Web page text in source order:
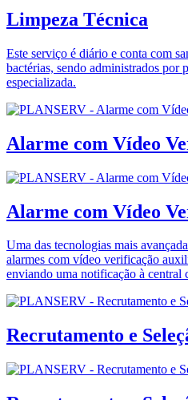
Limpeza Técnica
Este serviço é diário e conta com
bactérias, sendo administrados por
especializada.
Alarme com Vídeo
Alarme com Vídeo
Uma das tecnologias mais
alarmes com vídeo verificação
enviando uma notificação à central
Recrutamento e